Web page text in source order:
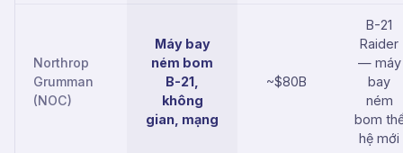
Northrop
Grumman
(NOC)
Máy bay
ném bom
B-21,
không
gian, mạng
~$80B
B-21
Raider
— máy
bay
ném
bom
hệ mới